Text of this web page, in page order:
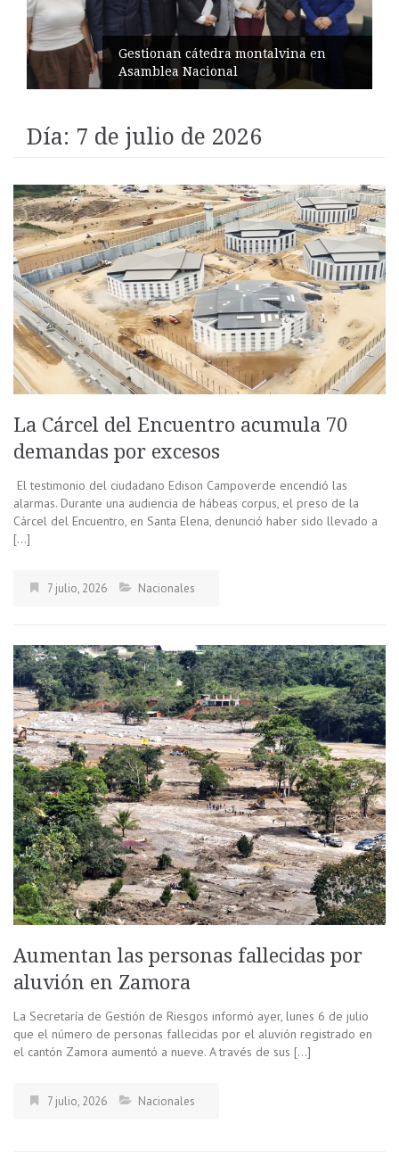
Misa en recordación al terremoto
Día: 7 de julio de 2026
La Cárcel del Encuentro acumula 70
demandas por excesos
El testimonio del ciudadano Edison Campoverde encendió las
alarmas. Durante una audiencia de hábeas corpus, el preso de la
Cárcel del Encuentro, en Santa Elena, denunció haber sido llevado a
[…]
7 julio, 2026 Nacionales
Aumentan las personas fallecidas por
aluvión en Zamora
La Secretaría de Gestión de Riesgos informó ayer, lunes 6 de julio
que el número de personas fallecidas por el aluvión registrado en
el cantón Zamora aumentó a nueve. A través de sus […]
7 julio, 2026 Nacionales